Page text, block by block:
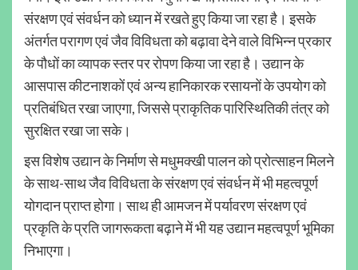
संरक्षण एवं संवर्धन को ध्यान में रखते हुए किया जा रहा है। इसके
अंतर्गत परागण एवं जैव विविधता को बढ़ावा देने वाले विभिन्न प्रकार
के पौधों का व्यापक स्तर पर रोपण किया जा रहा है। उद्यान के
आसपास कीटनाशकों एवं अन्य हानिकारक रसायनों के उपयोग को
प्रतिबंधित रखा जाएगा, जिससे प्राकृतिक पारिस्थितिकी तंत्र को
सुरक्षित रखा जा सके।
इस विशेष उद्यान के निर्माण से मधुमक्खी पालन को प्रोत्साहन मिलने
के साथ-साथ जैव विविधता के संरक्षण एवं संवर्धन में भी महत्वपूर्ण
योगदान प्राप्त होगा। साथ ही आमजन में पर्यावरण संरक्षण एवं
प्रकृति के प्रति जागरूकता बढ़ाने में भी यह उद्यान महत्वपूर्ण भूमिका
निभाएगा।